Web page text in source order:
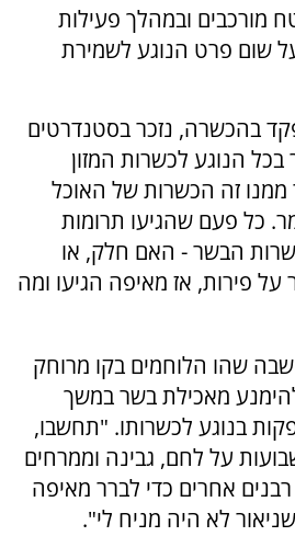
מורכבים ובמהלך פעילות
שום פרט הנוגע לשמירת
בהכשרה, נזכר בסטנדרטים
הנוגע לכשרות המזון
ממנו זה הכשרות של האוכל
כל פעם שהגיעו תרומות
הבשר - האם חלק, או
על פירות, אז מאיפה הגיעו ומה
שהו הלוחמים בקו מרוחק
מאכילת בשר במשך
בנוגע לכשרותו. "תחשבו,
על לחם, גבינה וממרחים
אחרים כדי לברר מאיפה
לא היה מניח לי".